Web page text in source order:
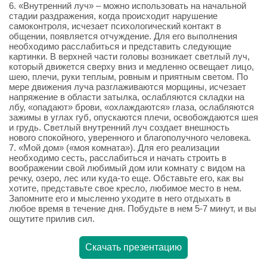
6. «Внутренний луч» – можно использовать на начальной
стадии раздражения, когда происходит нарушение
самоконтроля, исчезает психологический контакт в
общении, появляется отчуждение. Для его выполнения
необходимо расслабиться и представить следующие
картинки. В верхней части головы возникает светлый луч,
который движется сверху вниз и медленно освещает лицо,
шею, плечи, руки теплым, ровным и приятным светом. По
мере движения луча разглаживаются морщины, исчезает
напряжение в области затылка, ослабляются складки на
лбу, «опадают» брови, «охлаждаются» глаза, ослабляются
зажимы в углах губ, опускаются плечи, освобождаются шея
и грудь. Светлый внутренний луч создает внешность
нового спокойного, уверенного и благополучного человека.
7. «Мой дом» («моя комната»). Для его реализации
необходимо сесть, расслабиться и начать строить в
воображении свой любимый дом или комнату с видом на
речку, озеро, лес или куда-то еще. Обставьте его, как вы
хотите, представьте свое кресло, любимое место в нем.
Запомните его и мысленно уходите в него отдыхать в
любое время в течение дня. Побудьте в нем 5-7 минут, и вы
ощутите прилив сил.
Скачать презентацию